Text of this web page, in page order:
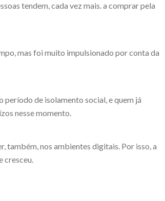
tendem, cada vez mais. a comprar pela
mas foi muito impulsionado por conta da
de isolamento social, e quem já
nesse momento.
também, nos ambientes digitais. Por isso, a
cresceu.